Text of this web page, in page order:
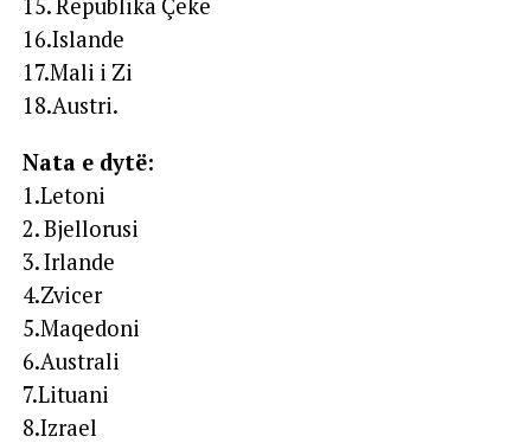
16.Islande
17.Mali i Zi
18.Austri.
Nata e dytë:
1.Letoni
2. Bjellorusi
3. Irlande
4.Zvicer
5.Maqedoni
6.Australi
7.Lituani
8.Izrael